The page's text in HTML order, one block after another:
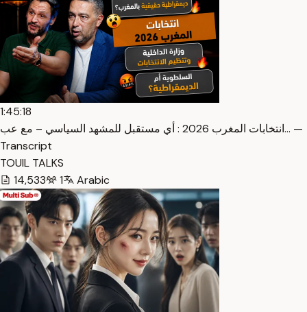
1:45:18
انتخابات المغرب 2026 : أي مستقبل للمشهد السياسي – مع عب… —
Transcript
TOUIL TALKS
14,533
1 Arabic